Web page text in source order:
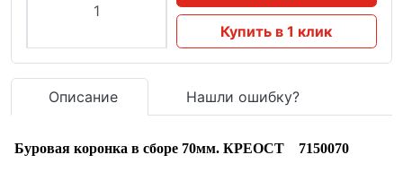
Купить в 1 клик
Описание Нашли ошибку?
Буровая коронка в сборе 70мм. КРЕОСТ 7150070